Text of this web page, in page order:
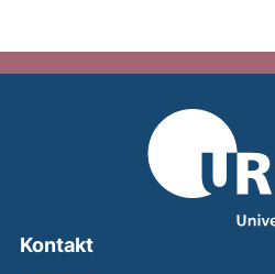
Kontakt